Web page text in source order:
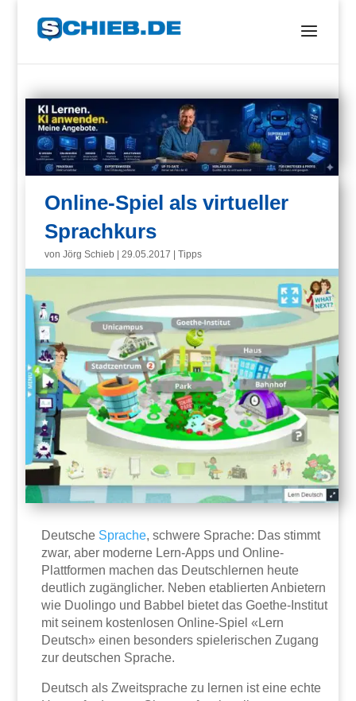
Online-Spiel als virtueller
Sprachkurs
vonJörg Schieb |29.05.2017 |Tipps
Deutsche Sprache, schwere Sprache: Das stimmt
zwar, aber moderne Lern-Apps und Online-
Plattformen machen das Deutschlernen heute
deutlich zugänglicher. Neben etablierten Anbietern
wie Duolingo und Babbel bietet das Goethe-Institut
mit seinem kostenlosen Online-Spiel «Lern
Deutsch» einen besonders spielerischen Zugang
zur deutschen Sprache.
Deutsch als Zweitsprache zu lernen ist eine echte